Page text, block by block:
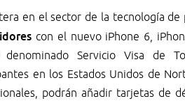
en el sector de la tecnología
con el nuevo iPhone 6,
Servicio Visa de
en los Estados Unidos de
podrán añadir tarjetas de